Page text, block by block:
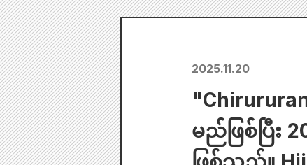
2025.11.20
မည်ဖြစ်ပြီး